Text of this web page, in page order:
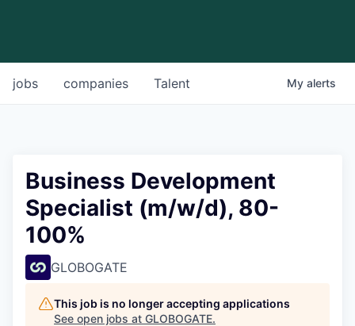
jobs companies Talent My alerts
Business Development
Specialist (m/w/d), 80-
100%
GLOBOGATE
This job is no longer accepting applications
See open jobs at GLOBOGATE.